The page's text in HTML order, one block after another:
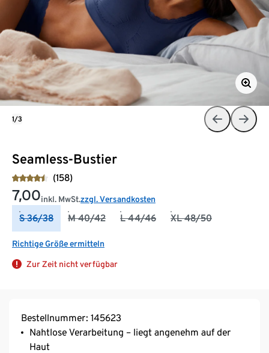
Seamless-Bustier
(158)
7,00inkl. MwSt.zzgl. Versandkosten
S 36/38 M 40/42 L 44/46 XL 48/50
Richtige Größe ermitteln
Zur Zeit nicht verfügbar
1/3
Bestellnummer: 145623
Nahtlose Verarbeitung – liegt angenehm auf der
Haut